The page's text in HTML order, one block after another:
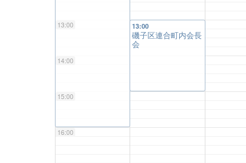
13:00
14:00
15:00
16:00
13:00
磯子区連合町内会長
会